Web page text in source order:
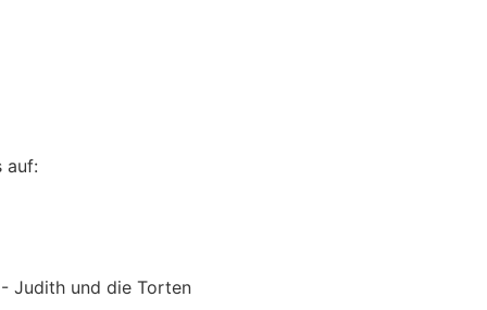
auf:
Judith und die Torten